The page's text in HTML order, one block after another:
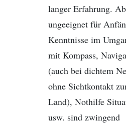
langer Erfahrung.
ungeeignet für
Kenntnisse im
mit Kompass,
(auch bei dichtem
ohne Sichtkontakt
Land), Nothilfe
usw. sind zwingend